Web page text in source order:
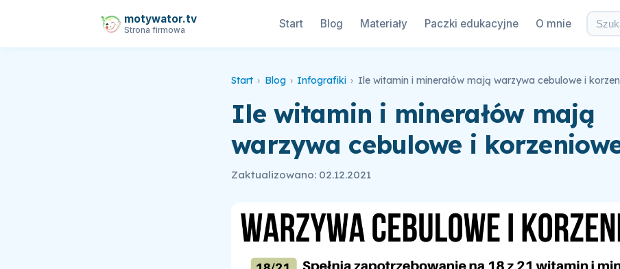
motywator.tv
Strona firmowa Start Blog Materiały Paczki edukacyjne O mnie
Start › Blog › Infografiki › Ile witamin i minerałów mają warzywa cebulowe i
Ile witamin i minerałów mają
warzywa cebulowe i
Zaktualizowano: 02.12.2021